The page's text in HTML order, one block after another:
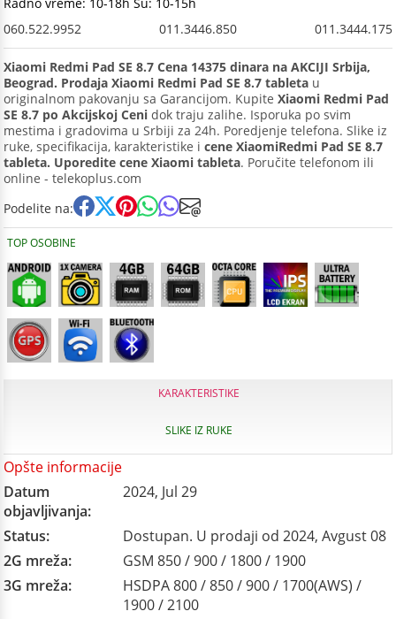
060.522.9952
011.3446.850 011.3444.175
Xiaomi Redmi Pad SE 8.7 Cena 14375 dinara na AKCIJI Srbija,
Beograd. Prodaja Xiaomi Redmi Pad SE 8.7 tableta u
originalnom pakovanju sa Garancijom. Kupite Xiaomi Redmi Pad
SE 8.7 po Akcijskoj Ceni dok traju zalihe. Isporuka po svim
mestima i gradovima u Srbiji za 24h. Poredjenje telefona. Slike iz
ruke, specifikacija, karakteristike i cene XiaomiRedmi Pad SE 8.7
tableta. Uporedite cene Xiaomi tableta. Poručite telefonom ili
online - telekoplus.com
Podelite na:
TOP OSOBINE
KARAKTERISTIKE
SLIKE IZ RUKE
Opšte informacije
Datum
objavljivanja:
2024, Jul 29
Status:
Dostupan. U prodaji od 2024, Avgust 08
2G mreža:
GSM 850 / 900 / 1800 / 1900
3G mreža:
HSDPA 800 / 850 / 900 / 1700(AWS) /
1900 / 2100